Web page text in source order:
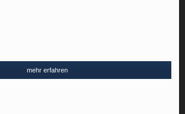
mehr erfahren